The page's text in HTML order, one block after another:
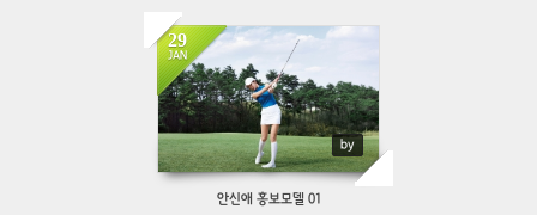
29
JAN
by
786
안신애 홍보모델 01